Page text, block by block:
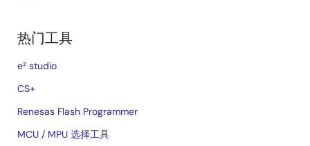
热门工具
e² studio
CS+
Renesas Flash Programmer
MCU / MPU 选择工具